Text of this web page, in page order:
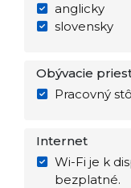
anglicky
slovensky
Obývacie
Pracovný
Internet
Wi-Fi je k
bezplatné.